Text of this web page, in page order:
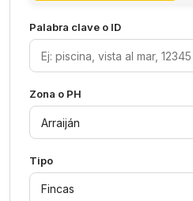
Palabra clave o ID
Zona o PH
Tipo
Fincas